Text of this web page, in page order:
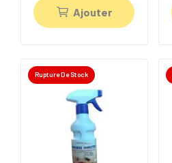
Ajouter
Rupture De Stock